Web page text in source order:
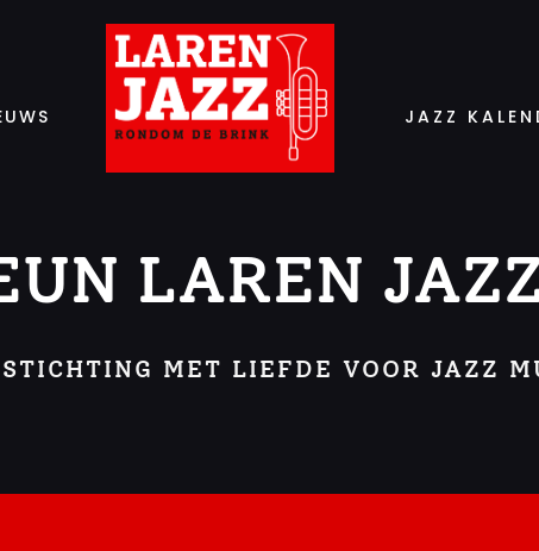
JAZZ
LAREN
MET LIEFDE VOOR JAZZ